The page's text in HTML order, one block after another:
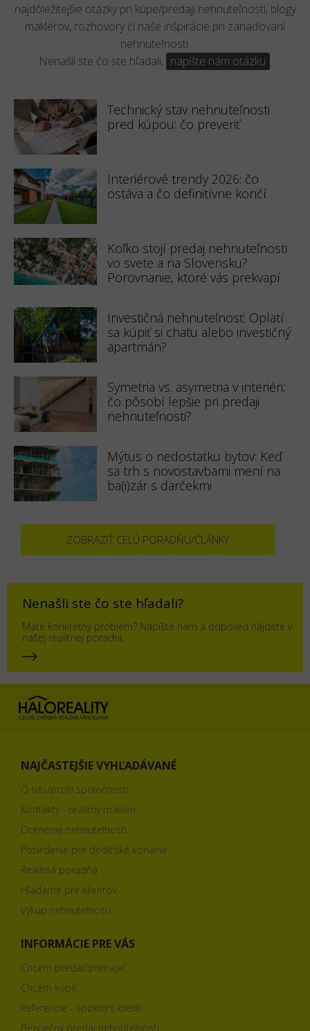
najdôležitejšie otázky pri kúpe/predaji nehnuteľnosti, blogy
maklérov, rozhovory či naše inšpirácie pri zariaďovaní
nehnuteľnosti.
Nenašli ste čo ste hľadali, napíšte nám otázku .
Technický stav nehnuteľnosti
pred kúpou: čo preveriť
Interiérové trendy 2026: čo
ostáva a čo definitívne končí
Koľko stojí predaj nehnuteľnosti
vo svete a na Slovensku?
Porovnanie, ktoré vás prekvapí
Investičná nehnuteľnosť: Oplatí
sa kúpiť si chatu alebo investičný
apartmán?
Symetria vs. asymetria v interiéri:
čo pôsobí lepšie pri predaji
nehnuteľnosti?
Mýtus o nedostatku bytov: Keď
sa trh s novostavbami mení na
ba(i)zár s darčekmi
ZOBRAZIŤ CELÚ PORADŇU/ČLÁNKY
Nenašli ste čo ste hľadali?
Máte konkrétny problém? Napíšte nám a odpoveď nájdete v
našej realitnej poradni.
NAJČASTEJŠIE VYHĽADÁVANÉ
O nás/profil spoločnosti
Kontakty - realitný makléri
Ocenenie nehnuteľnosti
Potvrdenie pre dedičské konanie
Realitná poradňa
Hľadáme pre klientov
Výkup nehnuteľností
INFORMÁCIE PRE VÁS
Chcem predať/prenajať
Chcem kúpiť
Referencie - spokojní klienti
Bezpečný predaj nehnuteľnosti